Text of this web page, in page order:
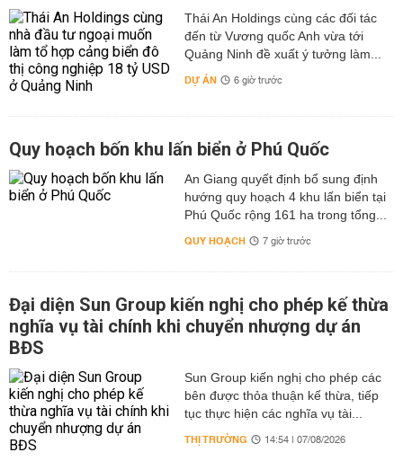
Thái An Holdings cùng các đối tác
đến từ Vương quốc Anh vừa tới
Quảng Ninh đề xuất ý tưởng làm...
DỰ ÁN 6 giờ trước
Quy hoạch bốn khu lấn biển ở Phú Quốc
An Giang quyết định bổ sung định
hướng quy hoạch 4 khu lấn biển tại
Phú Quốc rộng 161 ha trong tổng...
QUY HOẠCH 7 giờ trước
Đại diện Sun Group kiến nghị cho phép kế thừa
nghĩa vụ tài chính khi chuyển nhượng dự án
BĐS
Sun Group kiến nghị cho phép các
bên được thỏa thuận kế thừa, tiếp
tục thực hiện các nghĩa vụ tài...
THỊ TRƯỜNG 14:54 | 07/08/2026